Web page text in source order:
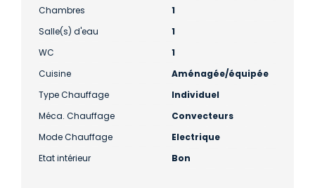
Chambres
1
Salle(s) d'eau
1
WC
1
Cuisine
Aménagée/équipée
Type Chauffage
Individuel
Méca. Chauffage
Convecteurs
Mode Chauffage
Electrique
Etat intérieur
Bon